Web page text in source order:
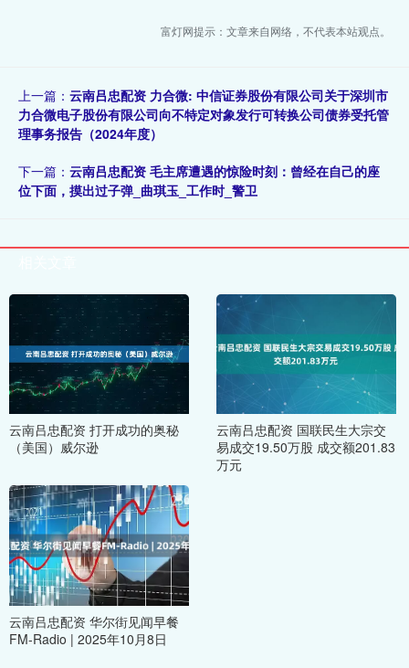
富灯网提示：文章来自网络，不代表本站观点。
上一篇： 云南吕忠配资 力合微: 中信证券股份有限公司关于深圳市
力合微电子股份有限公司向不特定对象发行可转换公司债券受托管
理事务报告（2024年度）
下一篇： 云南吕忠配资 毛主席遭遇的惊险时刻：曾经在自己的座
位下面，摸出过子弹_曲琪玉_工作时_警卫
云南吕忠配资 打开成功的奥秘
（美国）威尔逊
云南吕忠配资 国联民生大宗交
易成交19.50万股 成交额201.83
万元
云南吕忠配资 华尔街见闻早餐
FM-Radio | 2025年10月8日